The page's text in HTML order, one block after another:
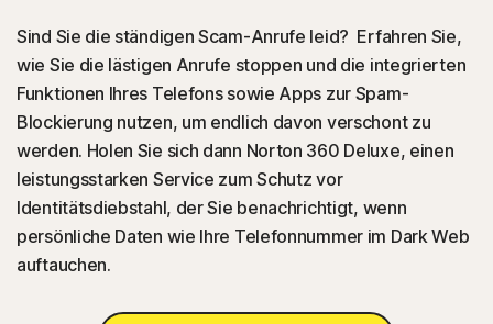
Deutschland
Sind Sie die ständigen Scam-Anrufe leid? Erfahren Sie,
wie Sie die lästigen Anrufe stoppen und die integrierten
Funktionen Ihres Telefons sowie Apps zur Spam-
Blockierung nutzen, um endlich davon verschont zu
werden. Holen Sie sich dann Norton 360 Deluxe, einen
leistungsstarken Service zum Schutz vor
Identitätsdiebstahl, der Sie benachrichtigt, wenn
persönliche Daten wie Ihre Telefonnummer im Dark Web
auftauchen.